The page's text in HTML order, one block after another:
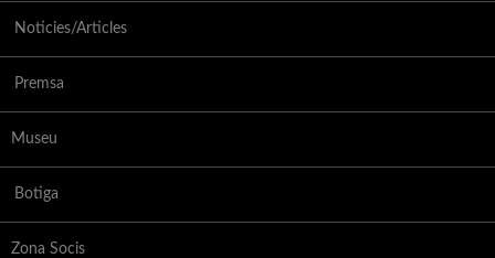
Noticies/Articles
Premsa
Museu
Botiga
Zona Socis